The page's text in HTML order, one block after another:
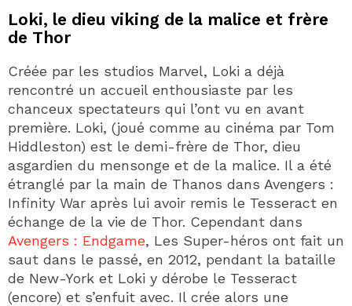
Loki, le dieu viking de la malice et frère
de Thor
Créée par les studios Marvel, Loki a déjà
rencontré un accueil enthousiaste par les
chanceux spectateurs qui l’ont vu en avant
première. Loki, (joué comme au cinéma par Tom
Hiddleston) est le demi-frère de Thor, dieu
asgardien du mensonge et de la malice. Il a été
étranglé par la main de Thanos dans Avengers :
Infinity War après lui avoir remis le Tesseract en
échange de la vie de Thor. Cependant dans
Avengers : Endgame, Les Super-héros ont fait un
saut dans le passé, en 2012, pendant la bataille
de New-York et Loki y dérobe le Tesseract
(encore) et s’enfuit avec. Il crée alors une